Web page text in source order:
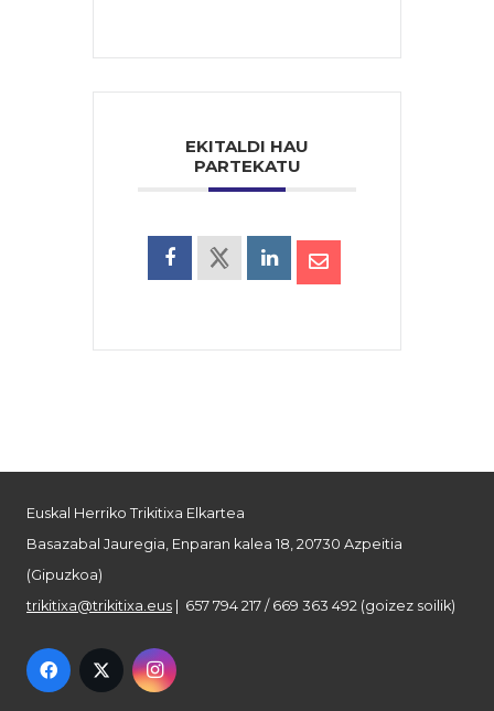
EKITALDI HAU
PARTEKATU
Euskal Herriko Trikitixa Elkartea
Basazabal Jauregia, Enparan kalea 18, 20730 Azpeitia
(Gipuzkoa)
trikitixa@trikitixa.eus | 657 794 217 / 669 363 492 (goizez soilik)